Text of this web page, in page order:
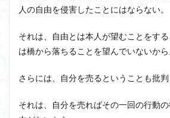
人の自由を侵害したことにはならない。
それは、自由とは本人が望むことをす
は橋から落ちることを望んでいないから
さらには、自分を売るということも批判
それは、自分を売ればその一回の行動